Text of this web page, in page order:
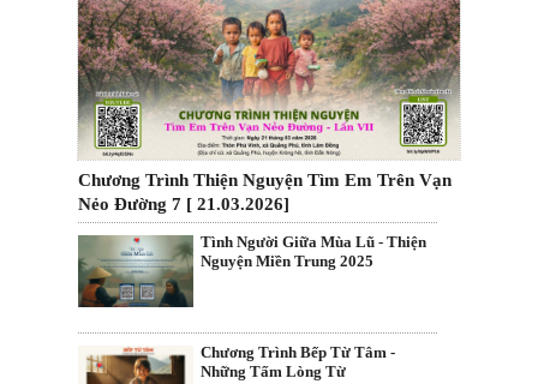
Chương Trình Thiện Nguyện Tìm Em Trên Vạn
Nẻo Đường 7 [ 21.03.2026]
Tình Người Giữa Mùa Lũ - Thiện
Nguyện Miền Trung 2025
Chương Trình Bếp Từ Tâm -
Những Tấm Lòng Từ